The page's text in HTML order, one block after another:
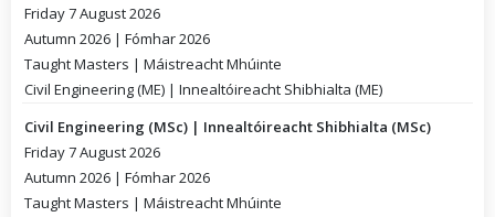
Friday 7 August 2026
Autumn 2026 | Fómhar 2026
Taught Masters | Máistreacht Mhúinte
Civil Engineering (ME) | Innealtóireacht Shibhialta (ME)
Civil Engineering (MSc) | Innealtóireacht Shibhialta (MSc)
Friday 7 August 2026
Autumn 2026 | Fómhar 2026
Taught Masters | Máistreacht Mhúinte